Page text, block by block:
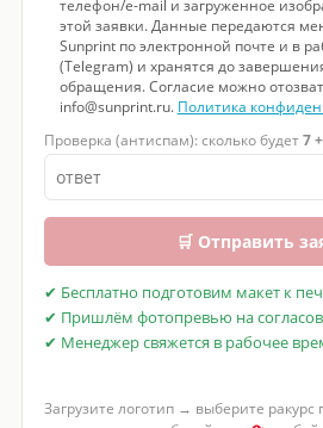
телефон/e-mail и загруженное
этой заявки. Данные передаются
Sunprint по электронной почте и в
(Telegram) и хранятся до
обращения. Согласие можно
info@sunprint.ru. Политика
Проверка (антиспам): сколько будет7
🛒 Отправить
✔ Бесплатно подготовим макет к
✔ Пришлём фотопревью на
✔ Менеджер свяжется в рабочее
Загрузите логотип → выберите